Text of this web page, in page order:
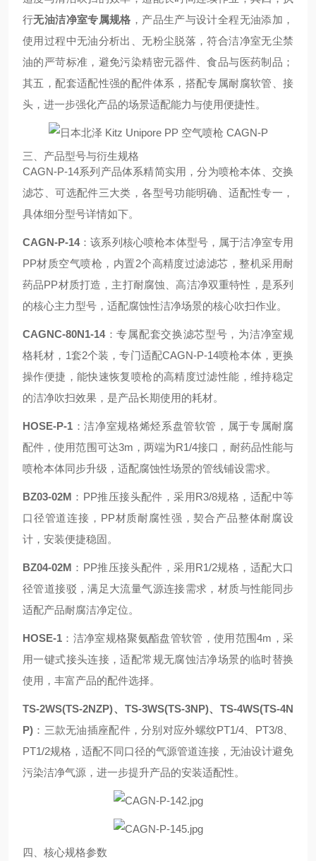
行无油洁净室专属规格 ，产品生产与设计全程无油添加，
使用过程中无油分析出、无粉尘脱落，符合洁净室无尘禁
油的严苛标准，避免污染精密元器件、食品与医药制品；
其五，配套适配性强的配件体系，搭配专属耐腐软管、接
头，进一步强化产品的场景适配能力与使用便捷性。
三、产品型号与衍生规格
CAGN-P-14系列产品体系精简实用，分为喷枪本体、交换
滤芯、可选配件三大类，各型号功能明确、适配性专一，
具体细分型号详情如下。
CAGN-P-14：该系列核心喷枪本体型号，属于洁净室专用
PP材质空气喷枪，内置2个高精度过滤滤芯，整机采用耐
药品PP材质打造，主打耐腐蚀、高洁净双重特性，是系列
的核心主力型号，适配腐蚀性洁净场景的核心吹扫作业。
CAGNC-80N1-14：专属配套交换滤芯型号，为洁净室规
格耗材，1套2个装，专门适配CAGN-P-14喷枪本体，更换
操作便捷，能快速恢复喷枪的高精度过滤性能，维持稳定
的洁净吹扫效果，是产品长期使用的耗材。
HOSE-P-1 ：洁净室规格烯烃系盘管软管，属于专属耐腐
配件，使用范围可达3m，两端为R1/4接口，耐药品性能与
喷枪本体同步升级，适配腐蚀性场景的管线铺设需求。
BZ03-02M ：PP推压接头配件，采用R3/8规格，适配中等
口径管道连接，PP材质耐腐性强，契合产品整体耐腐设
计，安装便捷稳固。
BZ04-02M ：PP推压接头配件，采用R1/2规格，适配大口
径管道接驳，满足大流量气源连接需求，材质与性能同步
适配产品耐腐洁净定位。
HOSE-1 ：洁净室规格聚氨酯盘管软管，使用范围4m，采
用一键式接头连接，适配常规无腐蚀洁净场景的临时替换
使用，丰富产品的配件选择。
TS-2WS(TS-2NZP)、TS-3WS(TS-3NP)、TS-4WS(TS-4N
P) ：三款无油插座配件，分别对应外螺纹PT1/4、PT3/8、
PT1/2规格，适配不同口径的气源管道连接，无油设计避免
污染洁净气源，进一步提升产品的安装适配性。
四、核心规格参数